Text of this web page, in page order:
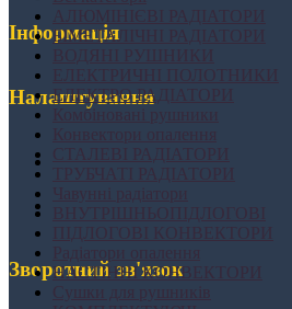
Інформація
Налаштування
Зворотний зв'язок
БІМЕТАЛІЧНІ РАДІАТОРИ
ЕЛЕКТРО РАДІАТОРИ
Комбіновані рушники
НАСТІННІ КОНВЕКТОРИ